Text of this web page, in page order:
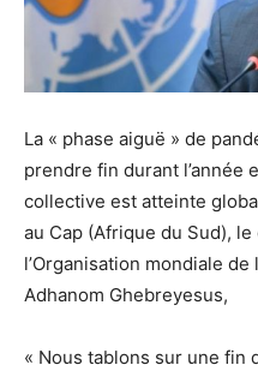
La « phase aiguë » de
prendre fin durant l’année
collective est atteinte
au Cap (Afrique du Sud),
l’Organisation mondiale de
Adhanom Ghebreyesus,
« Nous tablons sur une fin